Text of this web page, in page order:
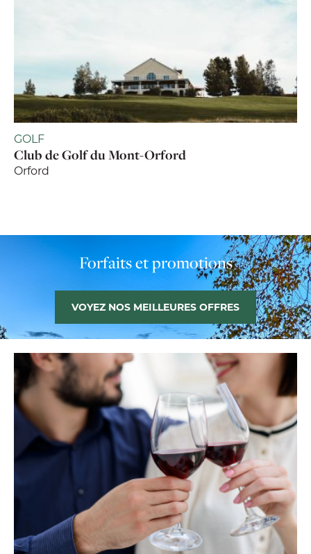
GOLF
Club de Golf du Mont-Orford
Orford
Forfaits et promotions
VOYEZ NOS MEILLEURES OFFRES